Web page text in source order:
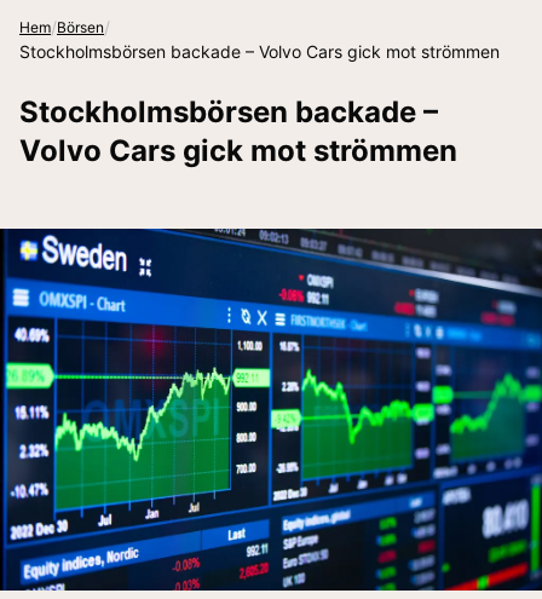
Hem/Börsen/
Stockholmsbörsen backade – Volvo Cars gick mot strömmen
Stockholmsbörsen backade –
Volvo Cars gick mot strömmen